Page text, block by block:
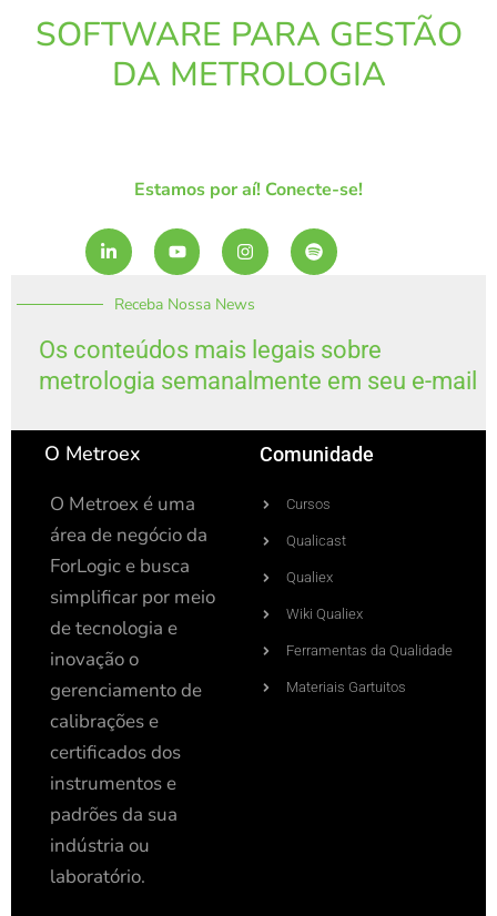
SOFTWARE PARA GESTÃO
DA METROLOGIA
Estamos por aí! Conecte-se!
L
i
n
e
i
n
-
i
Y
o
u
u
e
I
n
s
a
r
a
m
S
p
o
y
Receba Nossa News
Os conteúdos mais legais sobre
metrologia semanalmente em seu e-mail
O Metroex
O Metroex é uma
área de negócio da
ForLogic e busca
simplificar por meio
de tecnologia e
inovação o
gerenciamento de
calibrações e
certificados dos
instrumentos e
padrões da sua
indústria ou
laboratório.
Comunidade
Cursos
Qualicast
Qualiex
Wiki Qualiex
Ferramentas da Qualidade
Materiais Gartuitos